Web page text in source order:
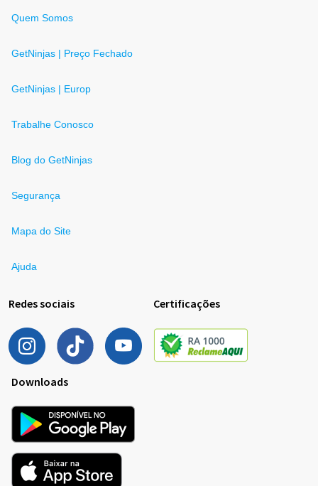
Quem Somos
GetNinjas | Preço Fechado
GetNinjas | Europ
Trabalhe Conosco
Blog do GetNinjas
Segurança
Mapa do Site
Ajuda
Redes sociais Certificações
Downloads